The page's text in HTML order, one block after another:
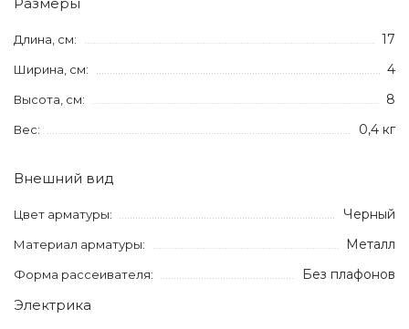
Длина, см: 17
Ширина, см: 4
Высота, см: 8
Вес: 0,4 кг
Внешний вид
Цвет арматуры: Черный
Материал арматуры: Металл
Форма рассеивателя: Без плафонов
Электрика